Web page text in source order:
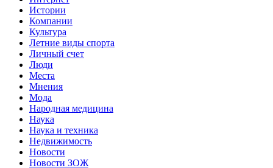
Истории
Компании
Культура
Летние виды спорта
Личный счет
Люди
Места
Мнения
Мода
Народная медицина
Наука
Наука и техника
Недвижимость
Новости
Новости ЗОЖ